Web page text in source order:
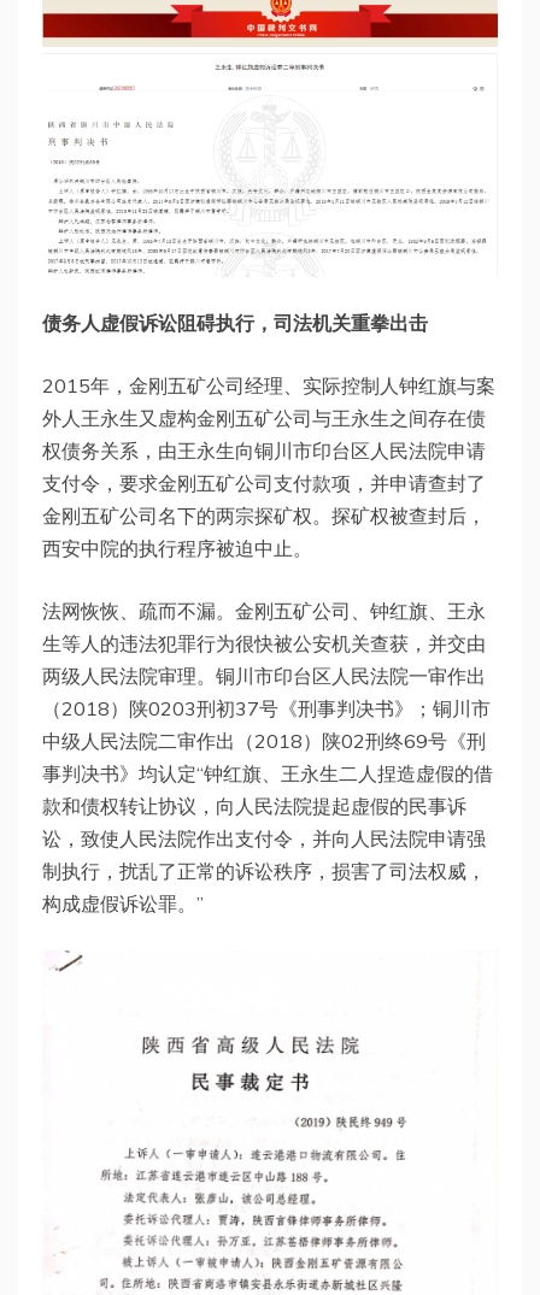
债务人虚假诉讼阻碍执行，司法机关重拳出击
2015年，金刚五矿公司经理、实际控制人钟红旗与案
外人王永生又虚构金刚五矿公司与王永生之间存在债
权债务关系，由王永生向铜川市印台区人民法院申请
支付令，要求金刚五矿公司支付款项，并申请查封了
金刚五矿公司名下的两宗探矿权。探矿权被查封后，
西安中院的执行程序被迫中止。
法网恢恢、疏而不漏。金刚五矿公司、钟红旗、王永
生等人的违法犯罪行为很快被公安机关查获，并交由
两级人民法院审理。铜川市印台区人民法院一审作出
（2018）陕0203刑初37号《刑事判决书》；铜川市
中级人民法院二审作出（2018）陕02刑终69号《刑
事判决书》均认定“钟红旗、王永生二人捏造虚假的借
款和债权转让协议，向人民法院提起虚假的民事诉
讼，致使人民法院作出支付令，并向人民法院申请强
制执行，扰乱了正常的诉讼秩序，损害了司法权威，
构成虚假诉讼罪。”